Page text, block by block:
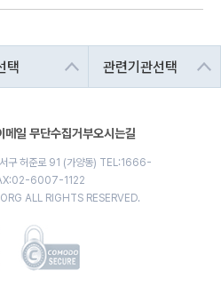
메일 무단수집거부오시는길
구 허준로 91 (가양동) TEL:1666-
6007-1122
ALL RIGHTS RESERVED.